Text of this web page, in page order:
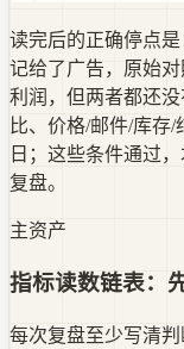
读完后的正确停点
记给了广告，原始
利润，但两者都还
比、价格/邮件/库存
日；这些条件通过
复盘。
主资产
指标读数链表：
每次复盘至少写清